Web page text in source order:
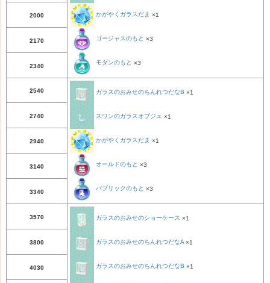
かがやくガラスだま ×1
ゴージャスのもと ×3
モダンのもと ×3
2000
2170
2340
2540 ガラスのおみせのちんれつだなB ×1
スワンのガラスオブジェ ×1
かがやくガラスだま ×1
オールドのもと ×3
パブリックのもと ×3
2740
2940
3140
3340
3570 ガラスのおみせのショーケース ×1
ガラスのおみせのちんれつだなA ×1
ガラスのおみせのちんれつだなB ×1
3800
4030